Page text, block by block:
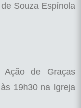
Souza Espínola
Ação de Graças
19h30 na Igreja